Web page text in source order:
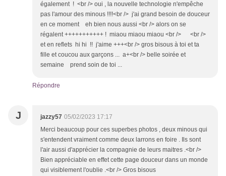
également ! <br /> oui , la nouvelle technologie n'empêche
pas l'amour des minous !!!!<br /> j'ai grand besoin de douceur
en ce moment eh bien nous aussi <br /> alors on se
régalent +++++++++++ ! miaou miaou miaou <br /> <br />
et en reflets hi hi !! j'aime +++<br /> gros bisous à toi et ta
fille et coucou aux garçons ... a+<br /> belle soirée et
semaine prend soin de toi ...
Répondre
J jazzy57 05/02/2023 17:17
Merci beaucoup pour ces superbes photos , deux minous qui
s'entendent vraiment comme deux larrons en foire . Ils sont
l'air aussi d'apprécier la compagnie de leurs maitres .<br />
Bien appréciable en effet cette page douceur dans un monde
qui visiblement l'oublie .<br /> Gros bisous